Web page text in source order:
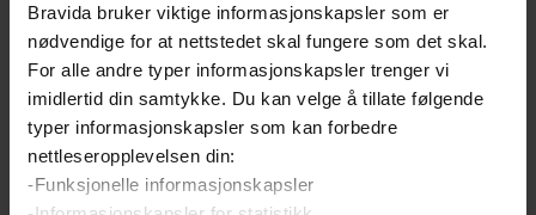
Bravida bruker viktige informasjonskapsler som er
nødvendige for at nettstedet skal fungere som det skal.
For alle andre typer informasjonskapsler trenger vi
imidlertid din samtykke. Du kan velge å tillate følgende
typer informasjonskapsler som kan forbedre
nettleseropplevelsen din:
-Funksjonelle informasjonskapsler
I tillegg til de eksisterende Bravida-avdelingene i
Ålesund og Førde, blir Sæterdal Elektriske AS og
Vangen Elektro AS avdelinger i Bravidas Region
Sommerfugler i magen og store